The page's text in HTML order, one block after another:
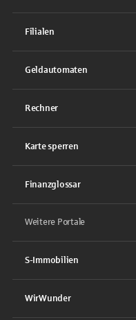
Filialen
Geldautomaten
Rechner
Karte sperren
Finanzglossar
Weitere Portale
S-Immobilien
WirWunder